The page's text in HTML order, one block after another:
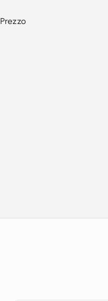
Prezzo